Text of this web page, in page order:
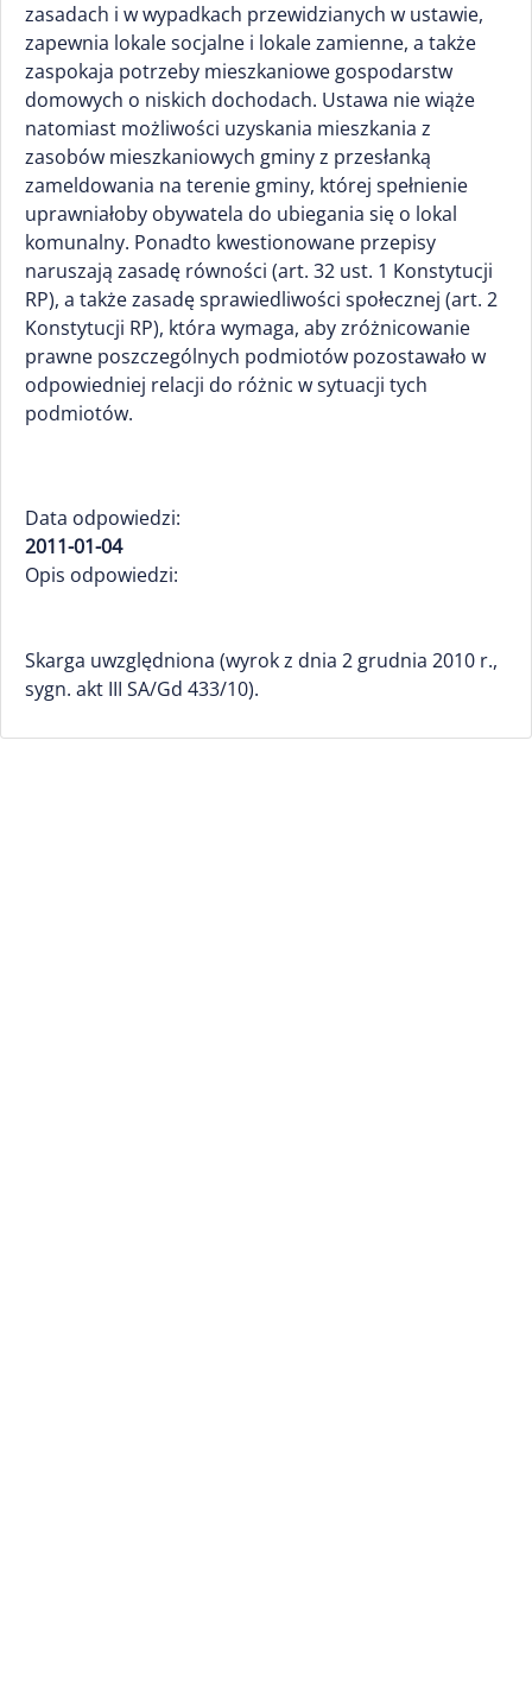
zasadach i w wypadkach przewidzianych w ustawie,
zapewnia lokale socjalne i lokale zamienne, a także
zaspokaja potrzeby mieszkaniowe gospodarstw
domowych o niskich dochodach. Ustawa nie wiąże
natomiast możliwości uzyskania mieszkania z
zasobów mieszkaniowych gminy z przesłanką
zameldowania na terenie gminy, której spełnienie
uprawniałoby obywatela do ubiegania się o lokal
komunalny. Ponadto kwestionowane przepisy
naruszają zasadę równości (art. 32 ust. 1 Konstytucji
RP), a także zasadę sprawiedliwości społecznej (art. 2
Konstytucji RP), która wymaga, aby zróżnicowanie
prawne poszczególnych podmiotów pozostawało w
odpowiedniej relacji do różnic w sytuacji tych
podmiotów.
Data odpowiedzi:
2011-01-04
Opis odpowiedzi:
Skarga uwzględniona (wyrok z dnia 2 grudnia 2010 r.,
sygn. akt III SA/Gd 433/10).